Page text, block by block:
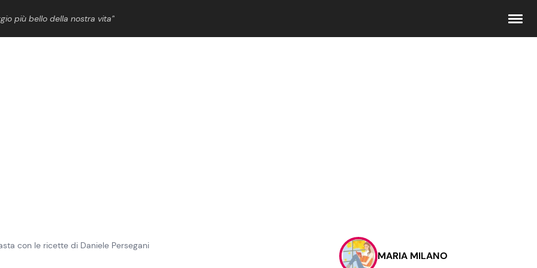
più bello della nostra vita”
Contattaci
Pubblicità
con le ricette di Daniele Persegani
MARIA MILANO